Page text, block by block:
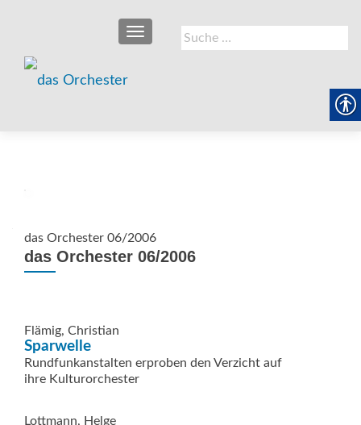
Suche
nach:
SCHALTE NAVIGATION
das Orchester 06/2006
das Orchester 06/2006
Flämig, Christian
Sparwelle
Rundfunkanstalten erproben den Verzicht auf
ihre Kulturorchester
Lottmann, Helge